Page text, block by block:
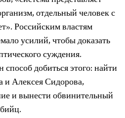
отдельный человек с
Российским властям
усилий, чтобы доказать
суждения.
добиться этого: найти
Алексея Сидорова,
и вынести обвинительный